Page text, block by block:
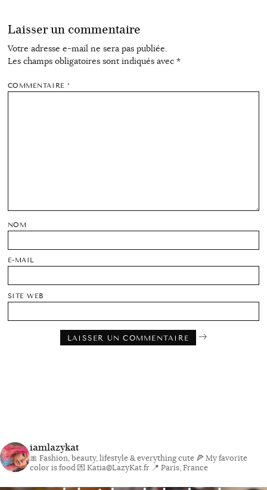
Laisser un commentaire
Votre adresse e-mail ne sera pas publiée.
Les champs obligatoires sont indiqués avec *
COMMENTAIRE*
NOM
E-MAIL
SITE WEB
iamlazykat
🎀 Fashion, beauty, lifestyle & everything cute 🍕 My favorite
color is food💌 Katia@LazyKat.fr 📍 Paris, France